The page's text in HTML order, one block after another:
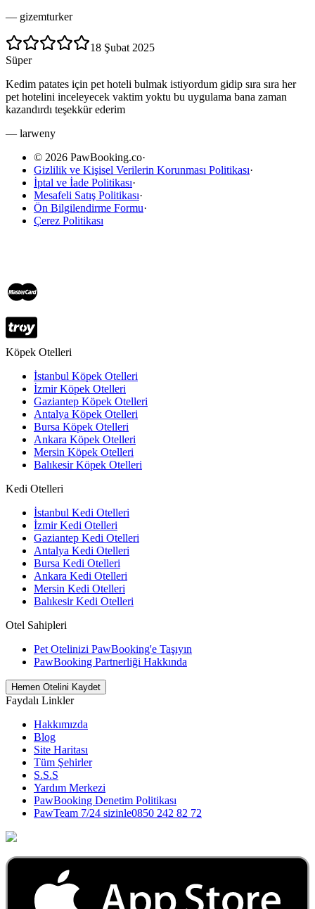
— gizemturker
18 Şubat 2025
Süper
Kedim patates için pet hoteli bulmak istiyordum gidip sıra sıra her
pet hotelini inceleyecek vaktim yoktu bu uygulama bana zaman
kazandırdı teşekkür ederim
— larweny
© 2026 PawBooking.co·
Gizlilik ve Kişisel Verilerin Korunması Politikası·
İptal ve İade Politikası·
Mesafeli Satış Politikası·
Ön Bilgilendirme Formu·
Çerez Politikası
Köpek Otelleri
İstanbul Köpek Otelleri
İzmir Köpek Otelleri
Gaziantep Köpek Otelleri
Antalya Köpek Otelleri
Bursa Köpek Otelleri
Ankara Köpek Otelleri
Mersin Köpek Otelleri
Balıkesir Köpek Otelleri
Kedi Otelleri
İstanbul Kedi Otelleri
İzmir Kedi Otelleri
Gaziantep Kedi Otelleri
Antalya Kedi Otelleri
Bursa Kedi Otelleri
Ankara Kedi Otelleri
Mersin Kedi Otelleri
Balıkesir Kedi Otelleri
Otel Sahipleri
Pet Otelinizi PawBooking'e Taşıyın
PawBooking Partnerliği Hakkında
Hemen Otelini Kaydet
Faydalı Linkler
Hakkımızda
Blog
Site Haritası
Tüm Şehirler
S.S.S
Yardım Merkezi
PawBooking Denetim Politikası
PawTeam 7/24 sizinle0850 242 82 72